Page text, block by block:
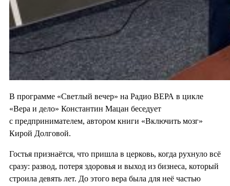
В программе «Светлый вечер» на Радио ВЕРА в цикле
«Вера и дело» Константин Мацан беседует
с предпринимателем, автором книги «Включить мозг»
Кирой Долговой.
Гостья признаётся, что пришла в церковь, когда рухнуло всё
сразу: развод, потеря здоровья и выход из бизнеса, который
строила девять лет. До этого вера была для неё частью